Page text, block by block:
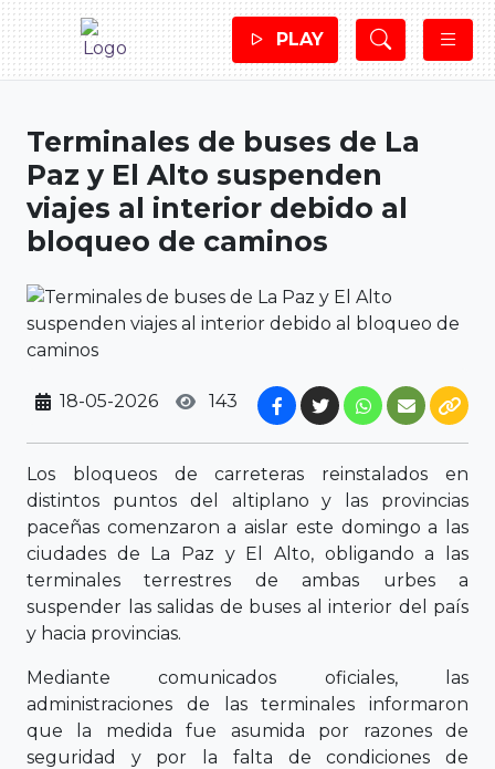
PLAY
Terminales de buses de La
Paz y El Alto suspenden
viajes al interior debido al
bloqueo de caminos
18-05-2026 143
Los bloqueos de carreteras reinstalados en
distintos puntos del altiplano y las provincias
paceñas comenzaron a aislar este domingo a las
ciudades de La Paz y El Alto, obligando a las
terminales terrestres de ambas urbes a
suspender las salidas de buses al interior del país
y hacia provincias.
Mediante comunicados oficiales, las
administraciones de las terminales informaron
que la medida fue asumida por razones de
seguridad y por la falta de condiciones de